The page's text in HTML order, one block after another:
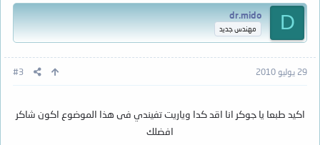
D
dr.mido
مهندس جديد
29 يوليو 2010 #3
اكيد طبعا يا جوكر انا اقد كدا وياريت تفيندي فى هذا الموضوع اكون شاكر
افضلك